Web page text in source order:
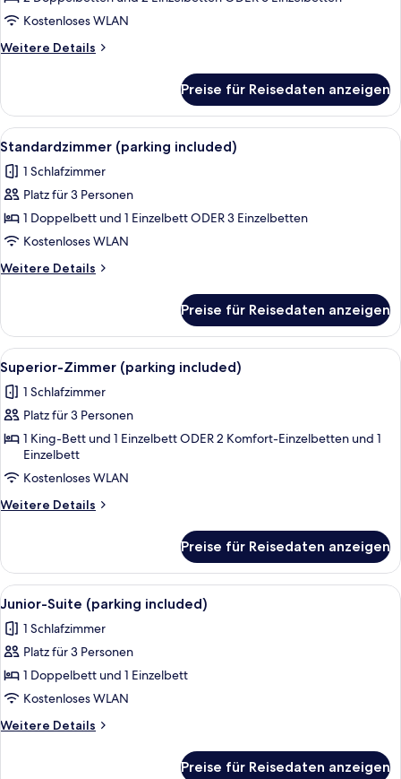
anzeigen
Kostenloses WLAN
Weitere Details
Weitere
(Superior)
Preise für Reisedaten anzeigen
Alle
Fotos
für
Standardzimmer
(parking
included)
anzeigen
Ein Hotelzimmer mit einem Bett,
3
Standardzimmer (parking included)
1 Schlafzimmer
Platz für 3 Personen
1 Doppelbett und 1 Einzelbett ODER 3 Einzelbetten
Kostenloses WLAN
Weitere Details
Weitere
(parking
included)
Preise für Reisedaten anzeigen
Alle
Fotos
für
Superior-
Zimmer
(parking
included)
anzeigen
Ein Hotelzimmer mit einem Bett,
3
Superior-Zimmer (parking included)
1 Schlafzimmer
Platz für 3 Personen
1 King-Bett und 1 Einzelbett ODER 2 Komfort-Einzelbetten und 1
Einzelbett
Kostenloses WLAN
Weitere Details
Weitere
Zimmer
(parking
included)
Preise für Reisedaten anzeigen
Alle
Fotos
für
Junior-
Suite
(parking
included)
anzeigen
Ein Hotelzimmer mit einem Bett,
3
Junior-Suite (parking included)
1 Schlafzimmer
Platz für 3 Personen
1 Doppelbett und 1 Einzelbett
Kostenloses WLAN
Weitere Details
Weitere
Preise für Reisedaten anzeigen